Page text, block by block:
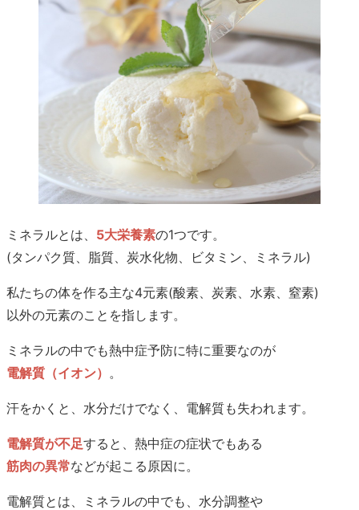
ミネラルとは、 5大栄養素の1つです。
(タンパク質、脂質、炭水化物、ビタミン、ミネラル)
私たちの体を作る主な4元素(酸素、炭素、水素、窒素)
以外の元素のことを指します。
ミネラルの中でも熱中症予防に特に重要なのが
電解質（イオン） 。
汗をかくと、水分だけでなく、電解質も失われます。
電解質が不足すると、熱中症の症状でもある
筋肉の異常などが起こる原因に。
電解質とは、ミネラルの中でも、水分調整や